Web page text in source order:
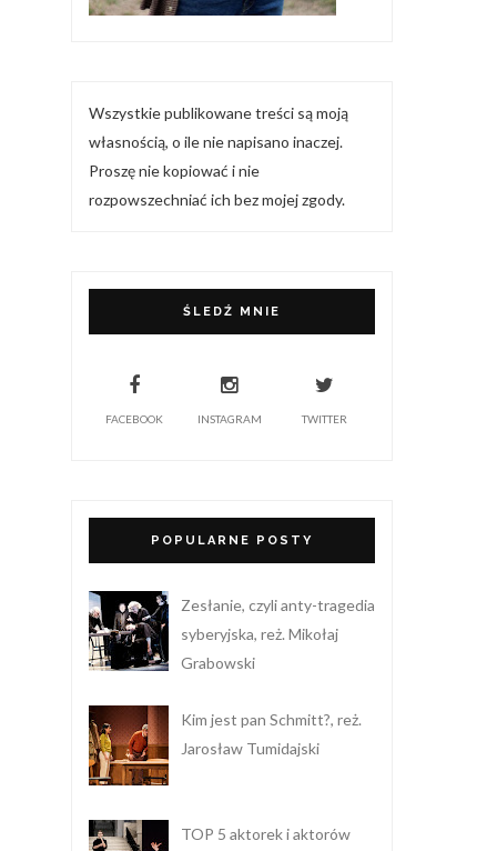
Wszystkie publikowane treści są moją
własnością, o ile nie napisano inaczej.
Proszę nie kopiować i nie
rozpowszechniać ich bez mojej zgody.
ŚLEDŹ MNIE
FACEBOOK INSTAGRAM TWITTER
POPULARNE POSTY
Zesłanie, czyli anty-tragedia
syberyjska, reż. Mikołaj
Grabowski
Kim jest pan Schmitt?, reż.
Jarosław Tumidajski
TOP 5 aktorek i aktorów